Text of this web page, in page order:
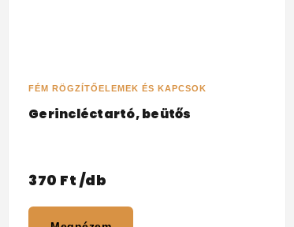
FÉM RÖGZÍTŐELEMEK ÉS KAPCSOK
Gerincléctartó, beütős
370 Ft /db